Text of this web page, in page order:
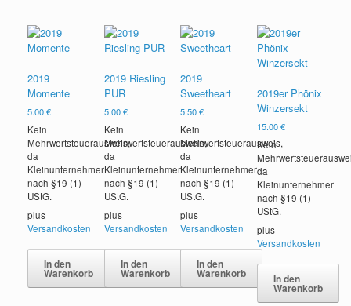
2019
Momente
5.00€
Kein
Mehrwertsteuerausweis,
da
Kleinunternehmer
nach §19 (1)
UStG.
plus
Versandkosten
In den
Warenkorb
2019 Riesling
PUR
5.00€
Kein
Mehrwertsteuerausweis,
da
Kleinunternehmer
nach §19 (1)
UStG.
plus
Versandkosten
In den
Warenkorb
2019
Sweetheart
5.50€
Kein
Mehrwertsteuerausweis,
da
Kleinunternehmer
nach §19 (1)
UStG.
plus
Versandkosten
In den
Warenkorb
2019er Phönix
Winzersekt
15.00€
Kein
da
Kleinunternehmer
nach §19 (1)
UStG.
plus
Versandkosten
In den
Warenkorb